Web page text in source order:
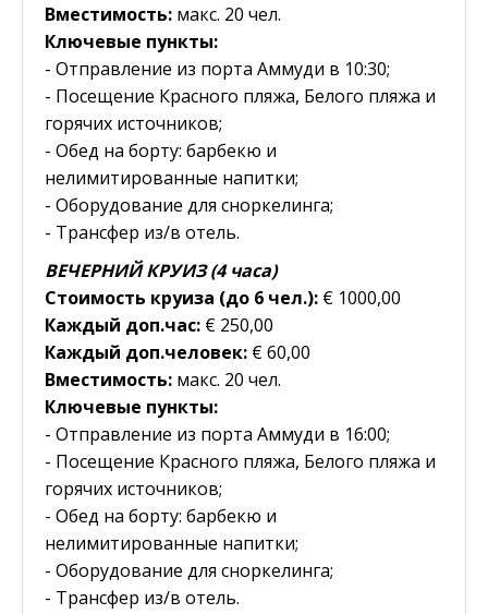
Вместимость: макс. 20 чел.
Ключевые пункты:
- Отправление из порта Аммуди в 10:30;
- Посещение Красного пляжа, Белого пляжа и
горячих источников;
- Обед на борту: барбекю и
нелимитированные напитки;
- Оборудование для сноркелинга;
- Трансфер из/в отель.
ВЕЧЕРНИЙ КРУИЗ (4 часа)
Стоимость круиза (до 6 чел.): € 1000,00
Каждый доп.час: € 250,00
Каждый доп.человек: € 60,00
Вместимость: макс. 20 чел.
Ключевые пункты:
- Отправление из порта Аммуди в 16:00;
- Посещение Красного пляжа, Белого пляжа и
горячих источников;
- Обед на борту: барбекю и
нелимитированные напитки;
- Оборудование для сноркелинга;
- Трансфер из/в отель.